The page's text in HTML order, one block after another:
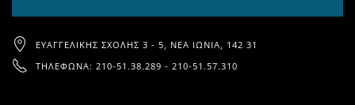
ΕΥΑΓΓΕΛΙΚΉΣ ΣΧΟΛΉΣ 3 - 5, ΝΈΑ ΙΩΝΊΑ, 142 31
ΤΗΛΈΦΩΝΑ: 210-51.38.289 - 210-51.57.310